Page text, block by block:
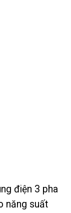
điện 3 pha
năng suất